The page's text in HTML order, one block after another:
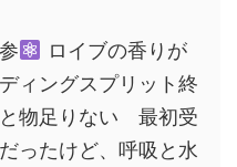
ロイブの香りが
ングスプリット終
物足りない 最初受
ったけど、呼吸と水